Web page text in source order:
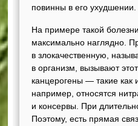
повинны в его ухудшении.
На примере такой
максимально наглядно.
в злокачественную,
в организм, вызывают
канцерогены — такие как
например, относятся
и консервы. При
Поэтому, есть прямая